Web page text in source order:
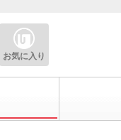
お気に入り